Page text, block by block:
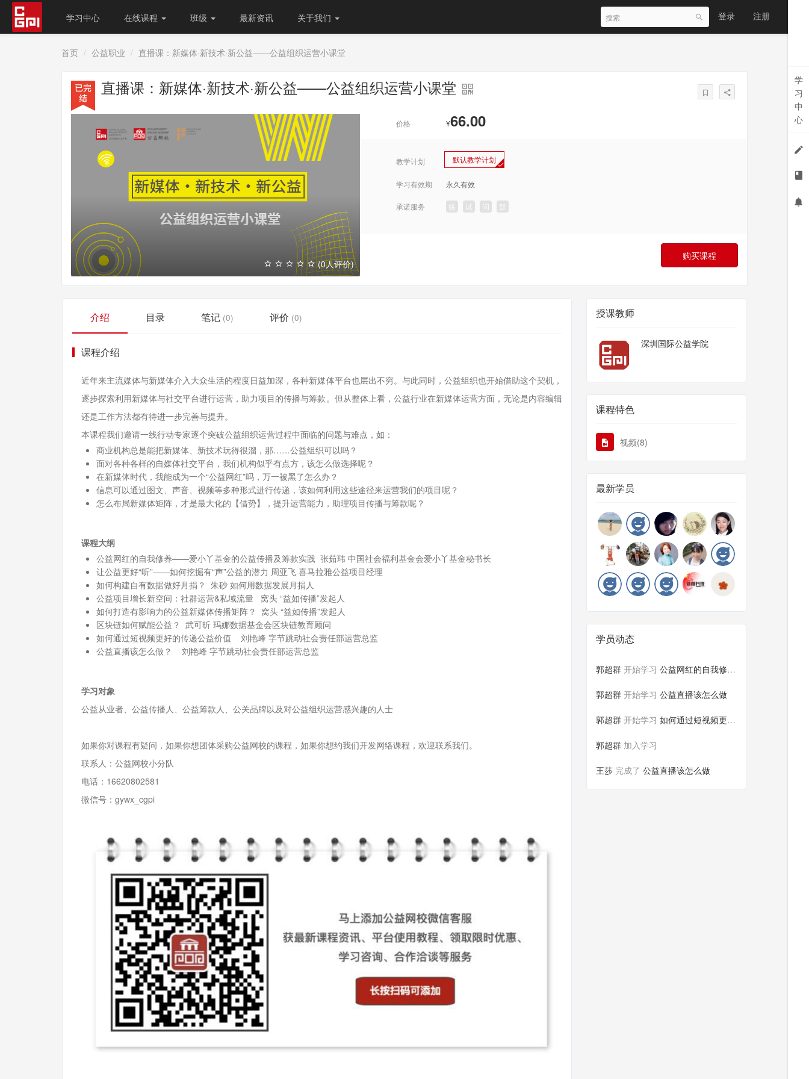
学习中心 在线课程 班级 最新资讯 关于我们 登录 注册
首页 公益职业 直播课：新媒体·新技术·新公益——公益组织运营小课堂
直播课：新媒体·新技术·新公益——公益组织运营小课堂
(0人评价)
价格 ¥66.00
教学计划 默认教学计划
学习有效期 永久有效
承诺服务 练 试 问 疑
购买课程
介绍 目录 笔记 (0) 评价 (0)
课程介绍
近年来主流媒体与新媒体介入大众生活的程度日益加深，各种新媒体平台也层出不穷。与此同时，公益组织也开始借助这个契机，
逐步探索利用新媒体与社交平台进行运营，助力项目的传播与筹款。但从整体上看，公益行业在新媒体运营方面，无论是内容编辑
还是工作方法都有待进一步完善与提升。
本课程我们邀请一线行动专家逐个突破公益组织运营过程中面临的问题与难点，如：
商业机构总是能把新媒体、新技术玩得很溜，那……公益组织可以吗？
面对各种各样的自媒体社交平台，我们机构似乎有点方，该怎么做选择呢？
在新媒体时代，我能成为一个“公益网红”吗，万一被黑了怎么办？
信息可以通过图文、声音、视频等多种形式进行传递，该如何利用这些途径来运营我们的项目呢？
怎么布局新媒体矩阵，才是最大化的【借势】，提升运营能力，助理项目传播与筹款呢？
课程大纲
公益网红的自我修养——爱小丫基金的公益传播及筹款实践 张茹玮 中国社会福利基金会爱小丫基金秘书长
让公益更好“听”——如何挖掘有“声”公益的潜力 周亚飞 喜马拉雅公益项目经理
如何构建自有数据做好月捐？ 朱砂 如何用数据发展月捐人
公益项目增长新空间：社群运营&私域流量 窝头 “益如传播”发起人
如何打造有影响力的公益新媒体传播矩阵？ 窝头 “益如传播”发起人
区块链如何赋能公益？ 武可昕 玛娜数据基金会区块链教育顾问
如何通过短视频更好的传递公益价值 刘艳峰 字节跳动社会责任部运营总监
公益直播该怎么做？ 刘艳峰 字节跳动社会责任部运营总监
学习对象
公益从业者、公益传播人、公益筹款人、公关品牌以及对公益组织运营感兴趣的人士
如果你对课程有疑问，如果你想团体采购公益网校的课程，如果你想约我们开发网络课程，欢迎联系我们。
联系人：公益网校小分队
电话：16620802581
微信号：gywx_cgpi
授课教师
深圳国际公益学院
课程特色
视频(8)
最新学员
学员动态
郭超群 开始学习 公益网红的自我修养——爱小丫基...
郭超群 开始学习 公益直播该怎么做
郭超群 开始学习 如何通过短视频更好的传递公益价...
郭超群 加入学习
王莎 完成了 公益直播该怎么做
学
习
中
心